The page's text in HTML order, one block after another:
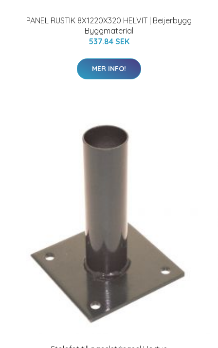
PANEL RUSTIK 8X1220X320 HELVIT | Beijerbygg
Byggmaterial
537.84 SEK
MER INFO!